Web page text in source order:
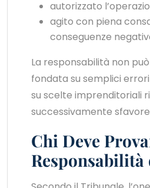
autorizzato
agito con piena
conseguenze
La responsabilità non
fondata su semplici
su scelte imprenditoriali
successivamente
Chi Deve
Responsabilità